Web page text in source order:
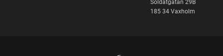
Soldatgatan 29B
185 34 Vaxholm